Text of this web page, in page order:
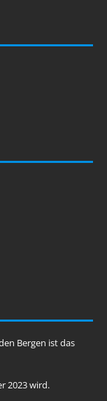
Bergen ist das
2023 wird.